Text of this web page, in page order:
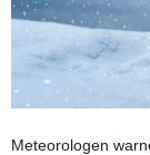
Meteorologen